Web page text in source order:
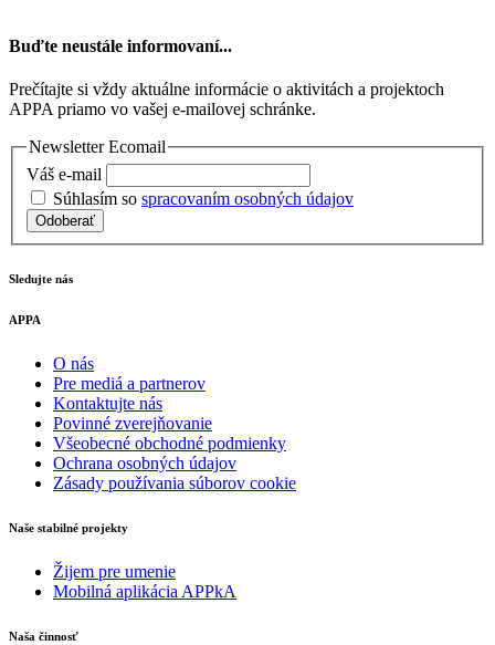
Buďte neustále informovaní...
Prečítajte si vždy aktuálne informácie o aktivitách a projektoch
APPA priamo vo vašej e-mailovej schránke.
Newsletter Ecomail
Váš e-mail
Súhlasím so spracovaním osobných údajov
Odoberať
Sledujte nás
APPA
O nás
Pre mediá a partnerov
Kontaktujte nás
Povinné zverejňovanie
Všeobecné obchodné podmienky
Ochrana osobných údajov
Zásady používania súborov cookie
Naše stabilné projekty
Žijem pre umenie
Mobilná aplikácia APPkA
Naša činnosť